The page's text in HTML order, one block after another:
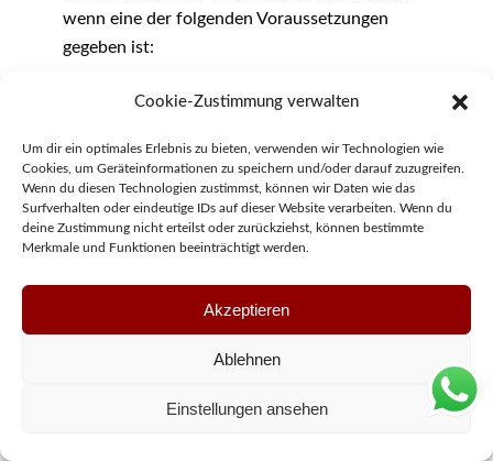
Cookie-Zustimmung verwalten
Um dir ein optimales Erlebnis zu bieten, verwenden wir Technologien wie
Cookies, um Geräteinformationen zu speichern und/oder darauf zuzugreifen.
Wenn du diesen Technologien zustimmst, können wir Daten wie das
Surfverhalten oder eindeutige IDs auf dieser Website verarbeiten. Wenn du
deine Zustimmung nicht erteilst oder zurückziehst, können bestimmte
Merkmale und Funktionen beeinträchtigt werden.
Akzeptieren
Ablehnen
Einstellungen ansehen
wenn eine der folgenden Voraussetzungen
gegeben ist:
Die Richtigkeit der personenbezogenen
bestritten, und zwar für eine Dauer, die es
dem Verantwortlichen ermöglicht, die
Richtigkeit der personenbezogenen Daten
zu überprüfen.
betroffene Person lehnt die Löschung der
personenbezogenen Daten ab und verlangt
stattdessen die Einschränkung der Nutzung